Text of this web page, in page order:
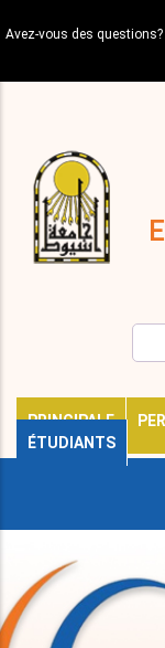
au
principal
Avez-vous des questions?
PRINCIPALE
ÉTUDIANTS
décisions
Expatriés
Journal